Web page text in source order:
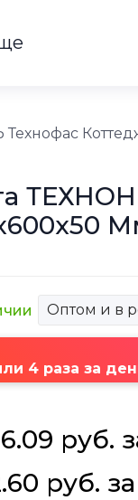
руб.
руб. за
Оптом и в
4 раза за